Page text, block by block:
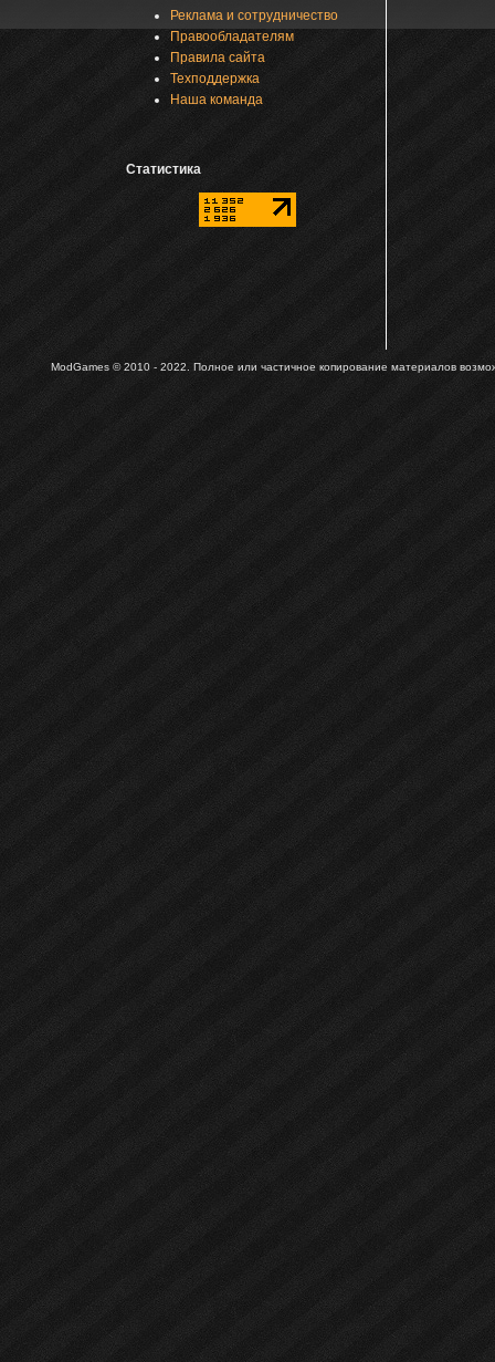
Реклама и сотрудничество
Правообладателям
Правила сайта
Техподдержка
Наша команда
Статистика
ModGames © 2010 - 2022. Полное или частичное копирование материалов